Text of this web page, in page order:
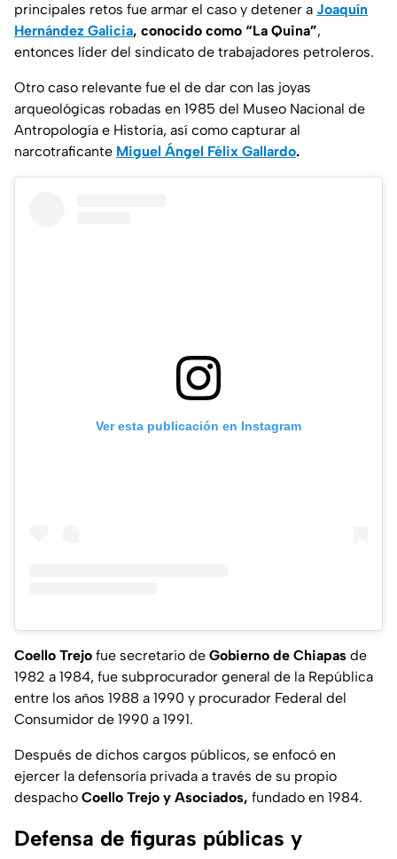
principales retos fue armar el caso y detener a Joaquín
Hernández Galicia, conocido como “La Quina”,
entonces líder del sindicato de trabajadores petroleros.
Otro caso relevante fue el de dar con las joyas
arqueológicas robadas en 1985 del Museo Nacional de
Antropología e Historia, así como capturar al
narcotraficante Miguel Ángel Félix Gallardo.
Ver esta publicación en Instagram
Coello Trejo fue secretario de Gobierno de Chiapas de
1982 a 1984, fue subprocurador general de la República
entre los años 1988 a 1990 y procurador Federal del
Consumidor de 1990 a 1991.
Después de dichos cargos públicos, se enfocó en
ejercer la defensoría privada a través de su propio
despacho Coello Trejo y Asociados, fundado en 1984.
Defensa de figuras públicas y